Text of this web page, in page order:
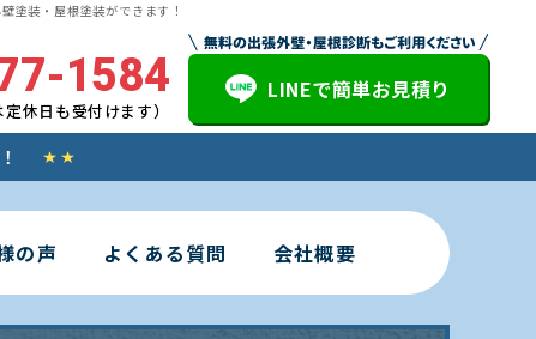
塗装・屋根塗装ができます！
1584
休日も受付けます）
LINEで簡単お見積り
の声 よくある質問 会社概要